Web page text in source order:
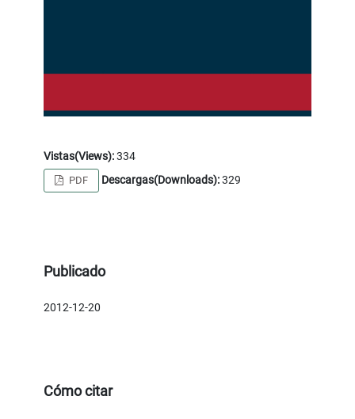
Vistas(Views):334
PDF Descargas(Downloads):329
Publicado
2012-12-20
Cómo citar